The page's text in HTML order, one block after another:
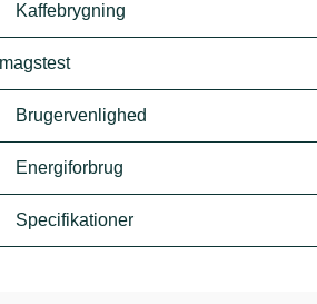
Kaffebrygning
Brugervenlighed
Energiforbrug
Specifikationer